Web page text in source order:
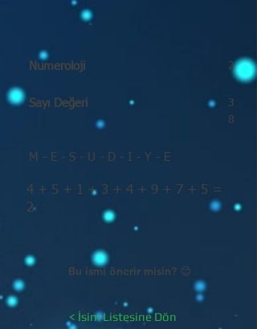
Numeroloji
Sayı Değeri
2
3
8
M - E - S - U - D - I - Y - E
4 + 5 + 1 + 3 + 4 + 9 + 7 + 5 =
2
Bu ismi önerir misin? 😊
< İsim Listesine Dön